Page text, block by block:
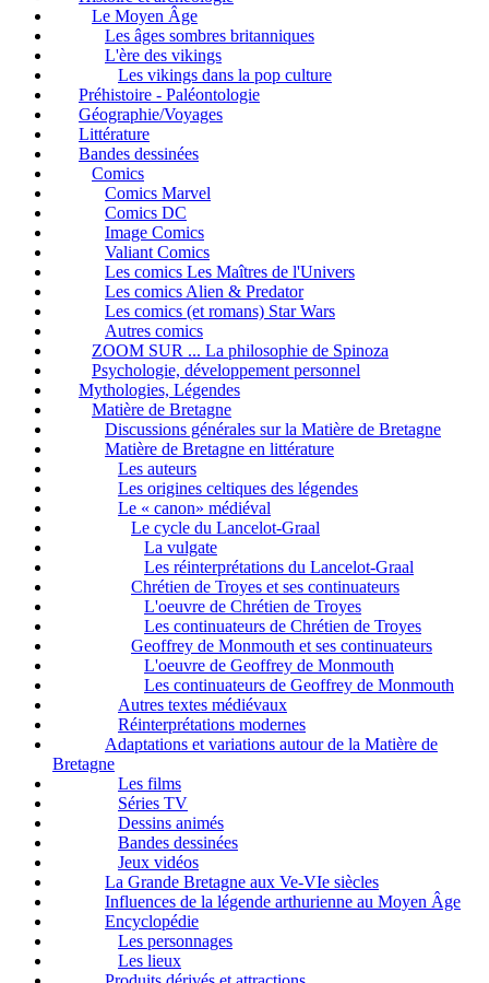
Le Moyen Âge
Les âges sombres britanniques
L'ère des vikings
Les vikings dans la pop culture
Préhistoire - Paléontologie
Géographie/Voyages
Littérature
Bandes dessinées
Comics
Comics Marvel
Comics DC
Image Comics
Valiant Comics
Les comics Les Maîtres de l'Univers
Les comics Alien & Predator
Les comics (et romans) Star Wars
Autres comics
ZOOM SUR ... La philosophie de Spinoza
Psychologie, développement personnel
Mythologies, Légendes
Matière de Bretagne
Discussions générales sur la Matière de Bretagne
Matière de Bretagne en littérature
Les auteurs
Les origines celtiques des légendes
Le « canon» médiéval
Le cycle du Lancelot-Graal
La vulgate
Les réinterprétations du Lancelot-Graal
Chrétien de Troyes et ses continuateurs
L'oeuvre de Chrétien de Troyes
Les continuateurs de Chrétien de Troyes
Geoffrey de Monmouth et ses continuateurs
L'oeuvre de Geoffrey de Monmouth
Les continuateurs de Geoffrey de Monmouth
Autres textes médiévaux
Réinterprétations modernes
Adaptations et variations autour de la Matière de
Bretagne
Les films
Séries TV
Dessins animés
Bandes dessinées
Jeux vidéos
La Grande Bretagne aux Ve-VIe siècles
Influences de la légende arthurienne au Moyen Âge
Encyclopédie
Les personnages
Les lieux